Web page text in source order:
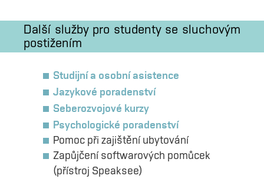
Další služby pro studenty se sluchovým
postižením
Studijní a osobní asistence
Jazykové poradenství
Seberozvojové kurzy
Psychologické poradenství
Pomoc při zajištění ubytování
Zapůjčení softwarových pomůcek
(přístroj Speaksee)